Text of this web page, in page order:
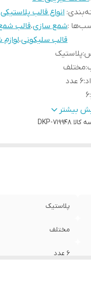
: انواع قالب پلاستیکی
:شمع سازی،قالب شمع ۶
قالب سلیکونی،
:پلاستیک
:مختلف
:۶ عدد
:۶
۷بیشتر
کالا DKP-719948
پلاستیک
مختلف
۶ عدد